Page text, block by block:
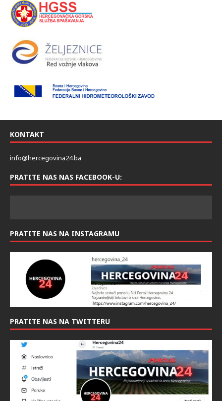
KONTAKT
info@hercegovina24.ba
PRATITE NAS NAS FACEBOOK-U:
PRATITE NAS NA INSTAGRAMU
PRATITE NAS NA TWITTERU